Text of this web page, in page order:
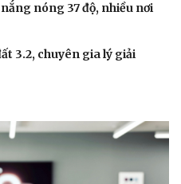
Đời sống
Blog
nóng 37 độ, nhiều nơi
3.2, chuyên gia lý giải